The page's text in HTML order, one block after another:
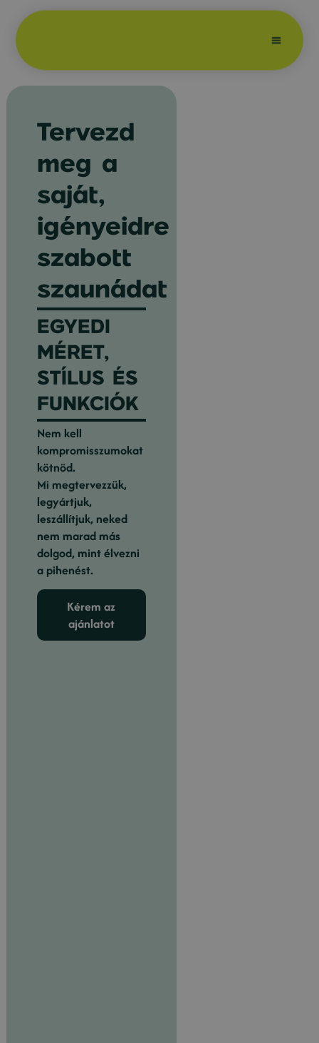
Tervezd
meg a
saját,
igényeidre
szabott
szaunádat
EGYEDI
MÉRET,
STÍLUS ÉS
FUNKCIÓK
Nem kell
kompromisszumokat
kötnöd.
Mi megtervezzük,
legyártjuk,
leszállítjuk, neked
nem marad más
dolgod, mint élvezni
a pihenést.
Kérem az
ajánlatot